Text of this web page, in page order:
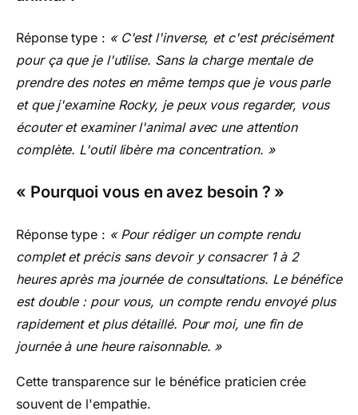
Réponse type : « C'est l'inverse, et c'est précisément
pour ça que je l'utilise. Sans la charge mentale de
prendre des notes en même temps que je vous parle
et que j'examine Rocky, je peux vous regarder, vous
écouter et examiner l'animal avec une attention
complète. L'outil libère ma concentration. »
« Pourquoi vous en avez besoin ? »
Réponse type : « Pour rédiger un compte rendu
complet et précis sans devoir y consacrer 1 à 2
heures après ma journée de consultations. Le bénéfice
est double : pour vous, un compte rendu envoyé plus
rapidement et plus détaillé. Pour moi, une fin de
journée à une heure raisonnable. »
Cette transparence sur le bénéfice praticien crée
souvent de l'empathie.